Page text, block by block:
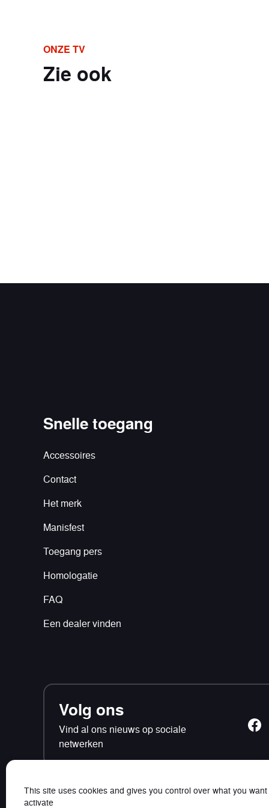
ONZE TV
Zie ook
Snelle toegang
Accessoires
Contact
Het merk
Manisfest
Toegang pers
Homologatie
FAQ
Een dealer vinden
Volg ons
Vind al ons nieuws op sociale
netwerken
This site uses cookies and gives you control over what you want
activate